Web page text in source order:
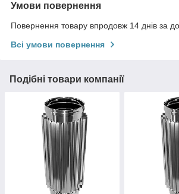
Умови повернення
Повернення товару впродовж 14 днів за
Всі умови повернення
Подібні товари компанії